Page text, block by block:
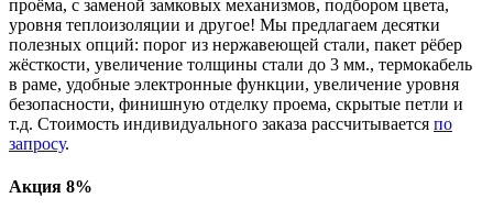
проёма, с заменой замковых механизмов, подбором цвета,
уровня теплоизоляции и другое! Мы предлагаем десятки
полезных опций: порог из нержавеющей стали, пакет рёбер
жёсткости, увеличение толщины стали до 3 мм., термокабель
в раме, удобные электронные функции, увеличение уровня
безопасности, финишную отделку проема, скрытые петли и
т.д. Стоимость индивидуального заказа рассчитывается по
запросу.
Акция 8%